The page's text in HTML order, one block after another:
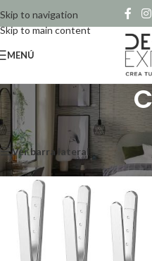
Skip to navigation
Skip to main content
MENÚ
Inicio/ Productos etiquetados
Ver barra lateral